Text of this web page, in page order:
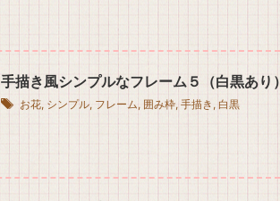
手描き風シンプルなフレーム５（白黒あり）
お花, シンプル, フレーム, 囲み枠, 手描き , 白黒